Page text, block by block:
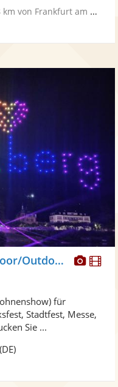
von Frankfurt am Main
Drohnenshow buchen (Indoor/Outdoor)
für
Stadtfest, Messe,
Sie ...
(DE)